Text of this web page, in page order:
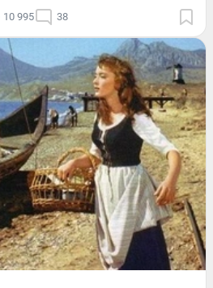
10 995 38